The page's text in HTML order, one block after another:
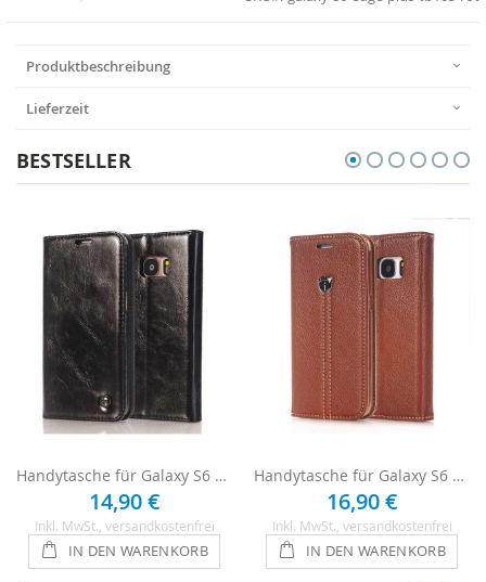
Produktbeschreibung
Lieferzeit
BESTSELLER
Handytasche für Galaxy S6 Edge Plus - Schwarz
14,90 €
Inkl. MwSt. , versandkostenfrei
IN DEN WARENKORB
Handytasche für Galaxy S6 Edge Plus - Braun
16,90 €
Inkl. MwSt. , versandkostenfrei
IN DEN WARENKORB